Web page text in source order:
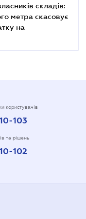
складів:
метра скасовує
на
користувачів
103
та рішень
102